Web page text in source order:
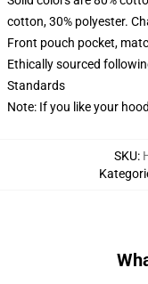
cotton, 30% polyester.
Front pouch pocket,
Ethically sourced
Standards
Note: If you like your
SKU: